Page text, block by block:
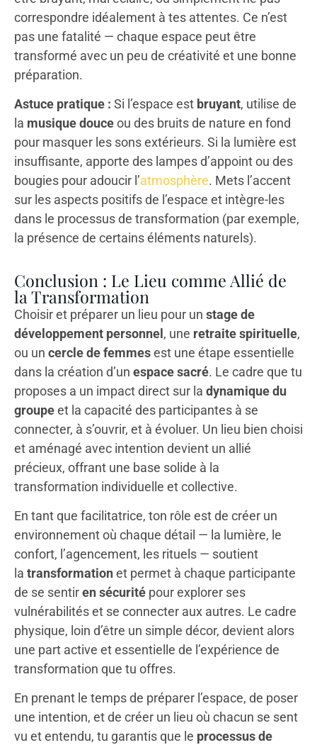
correspondre idéalement à tes attentes. Ce n’est
pas une fatalité — chaque espace peut être
transformé avec un peu de créativité et une bonne
préparation.
Astuce pratique : Si l’espace est bruyant, utilise de
la musique douceou des bruits de nature en fond
pour masquer les sons extérieurs. Si la lumière est
insuffisante, apporte des lampes d’appoint ou des
bougies pour adoucir l’atmosphère. Mets l’accent
sur les aspects positifs de l’espace et intègre-les
dans le processus de transformation (par exemple,
la présence de certains éléments naturels).
Conclusion : Le Lieu comme Allié de
la Transformation
Choisir et préparer un lieu pour un stage de
développement personnel, une retraite spirituelle,
ou un cercle de femmesest une étape essentielle
dans la création d’un espace sacré. Le cadre que tu
proposes a un impact direct sur la dynamique du
groupeet la capacité des participantes à se
connecter, à s’ouvrir, et à évoluer. Un lieu bien choisi
et aménagé avec intention devient un allié
précieux, offrant une base solide à la
transformation individuelle et collective.
En tant que facilitatrice, ton rôle est de créer un
environnement où chaque détail — la lumière, le
confort, l’agencement, les rituels — soutient
la transformationet permet à chaque participante
de se sentiren sécurité pour explorer ses
vulnérabilités et se connecter aux autres. Le cadre
physique, loin d’être un simple décor, devient alors
une part active et essentielle de l’expérience de
transformation que tu offres.
En prenant le temps de préparer l’espace, de poser
une intention, et de créer un lieu où chacun se sent
vu et entendu, tu garantis que le processus de